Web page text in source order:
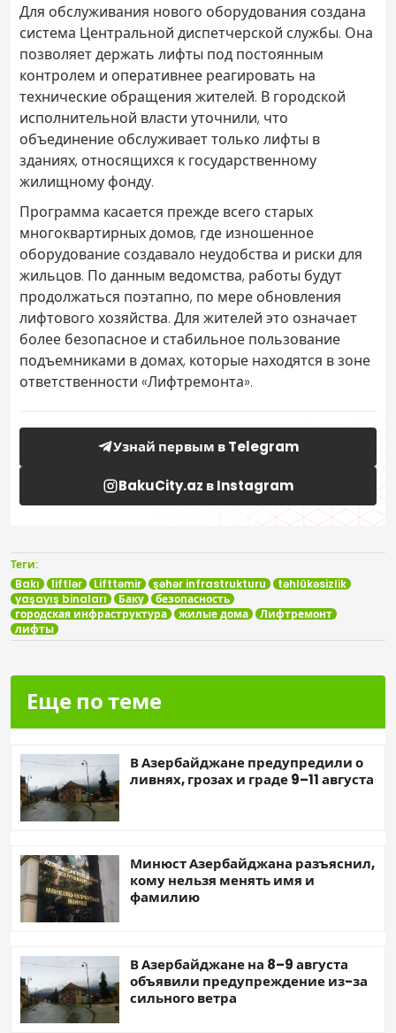
Для обслуживания нового оборудования создана
система Центральной диспетчерской службы. Она
позволяет держать лифты под постоянным
контролем и оперативнее реагировать на
технические обращения жителей. В городской
исполнительной власти уточнили, что
объединение обслуживает только лифты в
зданиях, относящихся к государственному
жилищному фонду.
Программа касается прежде всего старых
многоквартирных домов, где изношенное
оборудование создавало неудобства и риски для
жильцов. По данным ведомства, работы будут
продолжаться поэтапно, по мере обновления
лифтового хозяйства. Для жителей это означает
более безопасное и стабильное пользование
подъемниками в домах, которые находятся в зоне
ответственности «Лифтремонта».
Узнай первым в Telegram
BakuCity.az в Instagram
Теги:
Bakı
liftlər Lifttəmir şəhər infrastrukturu
təhlükəsizlik
yaşayış binaları
Баку
безопасность
городская инфраструктура
жилые дома
Лифтремонт
лифты
Еще по теме
В Азербайджане предупредили о
ливнях, грозах и граде 9–11 августа
Минюст Азербайджана разъяснил,
кому нельзя менять имя и
фамилию
В Азербайджане на 8–9 августа
объявили предупреждение из-за
сильного ветра